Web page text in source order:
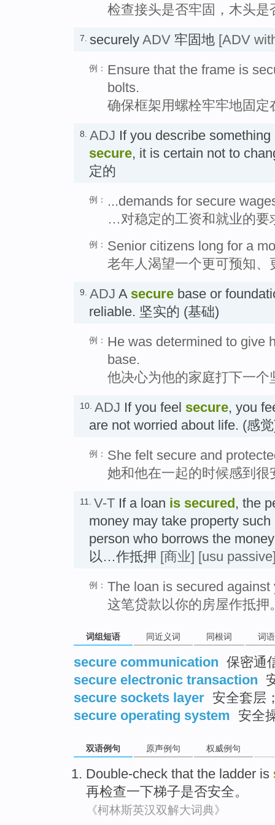
检查接头是否牢固，木头是
7. securely ADV 牢固地 [ADV
例： Ensure that the frame is
bolts.
确保框架用螺栓牢牢地固定
8. ADJ If you describe
secure, it is certain not to
定的
例：
...demands for secure
…对稳定的工资和就业的要
例： Senior citizens long for a
老年人渴望一个更可预知、
9. ADJ A secure base or
reliable. 坚实的 (基础)
例： He was determined to give
base.
他决心为他的家庭打下一个
10. ADJ If you feel secure, you
are not worried about life. (感
例： She felt secure and
她和他在一起的时候感到很
11. V-T If a loan is secured, the
money may take property
person who borrows the
以…作抵押 [商业] [usu
例： The loan is secured against
这笔贷款以你的房屋作抵押
词组短语 同近义词 同根词 词
secure communication 保密通
secure electronic transaction
secure sockets layer 安全套层
secure operating system 安全
双语例句 原声例句 权威例句
Double-check that the ladder is
再检查一下梯子是否安全。
《柯林斯英汉双解大词典》